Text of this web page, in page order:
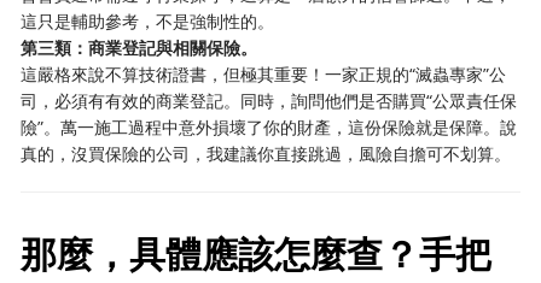
這只是輔助參考，不是強制性的。
第三類：商業登記與相關保險。
這嚴格來說不算技術證書，但極其重要！一家正規的“滅蟲專家”公
司，必須有有效的商業登記。同時，詢問他們是否購買“公眾責任保
險”。萬一施工過程中意外損壞了你的財產，這份保險就是保障。說
真的，沒買保險的公司，我建議你直接跳過，風險自擔可不划算。
那麼，具體應該怎麼查？手把